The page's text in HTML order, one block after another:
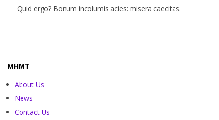
Quid ergo? Bonum incolumis acies: misera caecitas.
MHMT
About Us
News
Contact Us